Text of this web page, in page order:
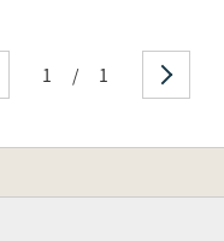
1 / 1